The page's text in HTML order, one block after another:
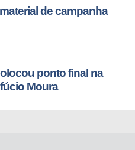
de campanha
ponto final na
Moura